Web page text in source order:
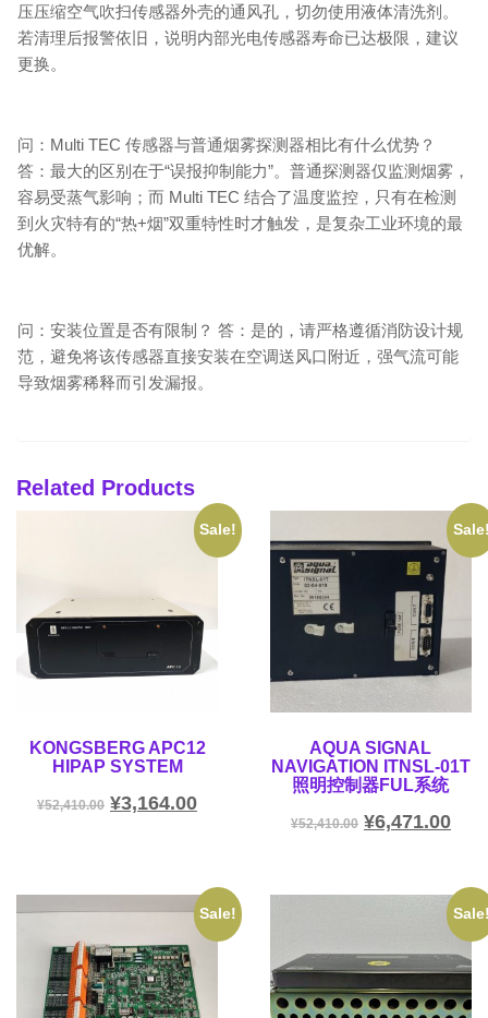
压压缩空气吹扫传感器外壳的通风孔，切勿使用液体清洗剂。
若清理后报警依旧，说明内部光电传感器寿命已达极限，建议
更换。
问：Multi TEC 传感器与普通烟雾探测器相比有什么优势？
答：最大的区别在于“误报抑制能力”。普通探测器仅监测烟雾，
容易受蒸气影响；而 Multi TEC 结合了温度监控，只有在检测
到火灾特有的“热+烟”双重特性时才触发，是复杂工业环境的最
优解。
问：安装位置是否有限制？ 答：是的，请严格遵循消防设计规
范，避免将该传感器直接安装在空调送风口附近，强气流可能
导致烟雾稀释而引发漏报。
Related Products
Sale!
KONGSBERG APC12
HIPAP SYSTEM
¥52,410.00 ¥3,164.00
AQUA SIGNAL
NAVIGATION ITNSL-01T
照明控制器FUL系统
¥52,410.00 ¥6,471.00
Sale!